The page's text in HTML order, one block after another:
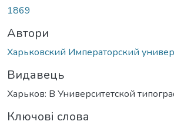
1869
Автори
Харьковский Императорский
Видавець
Харьков: В Университетской
Ключові слова